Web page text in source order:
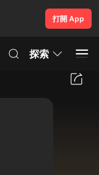
打開 App
探索